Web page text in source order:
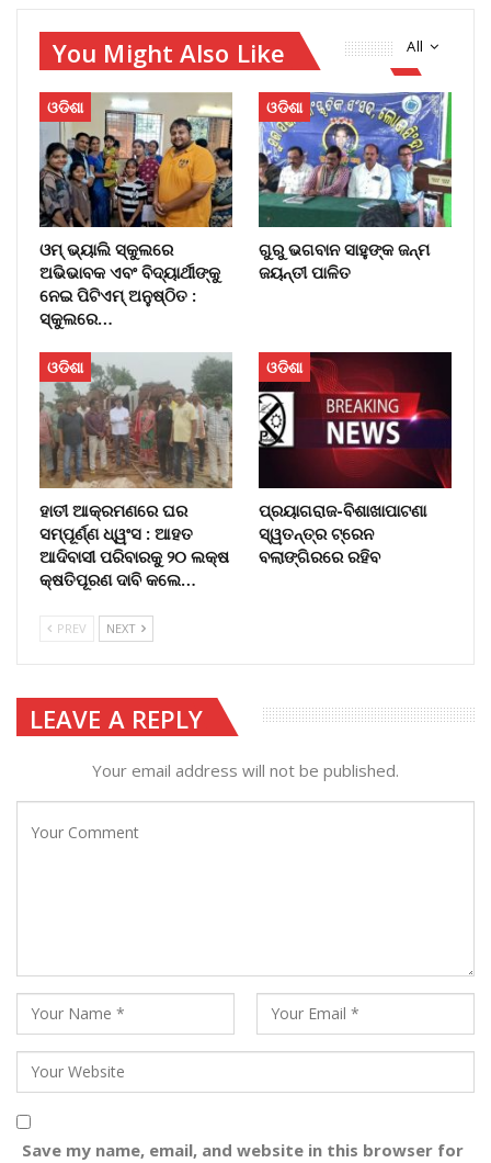
All
You Might Also Like
ଓଡିଶା
ଓମ୍‌ ଭ୍ୟାଲି ସ୍କୁଲରେ
ଅଭିଭାବକ ଏବଂ ବିଦ୍ୟାର୍ଥୀଙ୍କୁ
ନେଇ ପିଟିଏମ୍‌ ଅନୁଷ୍ଠିତ :
ସ୍କୁଲରେ…
ଓଡିଶା
ଗୁରୁ ଭଗବାନ ସାହୁଙ୍କ ଜନ୍ମ
ଜୟନ୍ତୀ ପାଳିତ
ଓଡିଶା
ହାତୀ ଆକ୍ରମଣରେ ଘର
ସମ୍ପୂର୍ଣ୍ଣ ଧ୍ୱଂସ : ଆହତ
ଆଦିବାସୀ ପରିବାରକୁ ୨୦ ଲକ୍ଷ
କ୍ଷତିପୂରଣ ଦାବି କଲେ…
ଓଡିଶା
ପ୍ରୟାଗରାଜ-ବିଶାଖାପାଟଣା
ସ୍ୱତନ୍ତ୍ର ଟ୍ରେନ
ବଲାଙ୍ଗିରରେ ରହିବ
PREV NEXT
LEAVE A REPLY
Your email address will not be published.
Save my name, email, and website in this browser for